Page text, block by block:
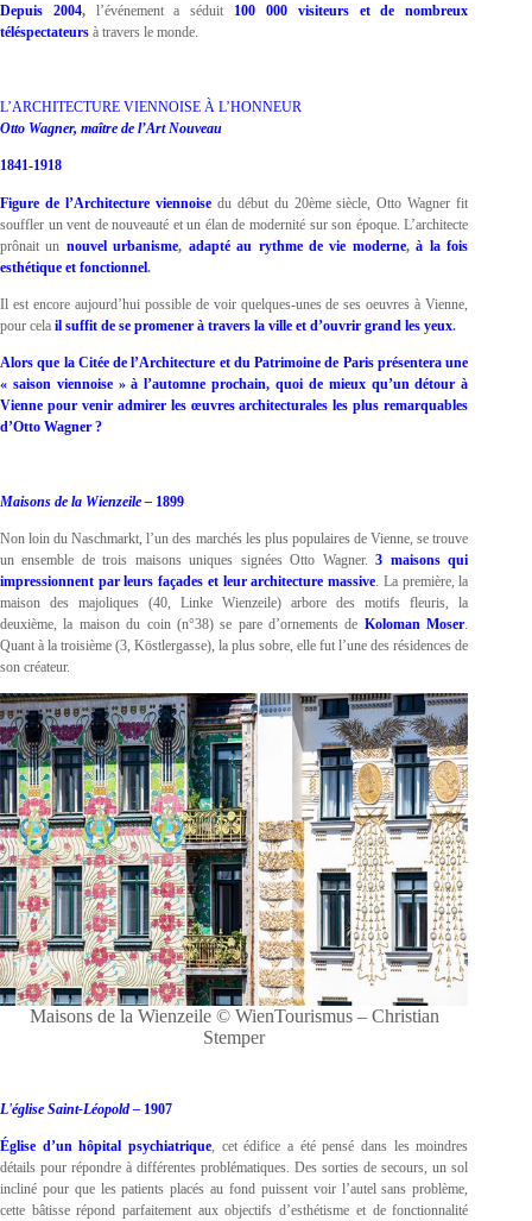
Depuis 2004, l’événement a séduit 100 000 visiteurs et de nombreux
téléspectateurs à travers le monde.
L’ARCHITECTURE VIENNOISE À L’HONNEUR
Otto Wagner, maître de l’Art Nouveau
1841-1918
Figure de l’Architecture viennoise du début du 20ème siècle, Otto Wagner fit
souffler un vent de nouveauté et un élan de modernité sur son époque. L’architecte
prônait un nouvel urbanisme, adapté au rythme de vie moderne,à la fois
esthétique et fonctionnel.
Il est encore aujourd’hui possible de voir quelques-unes de ses oeuvres à Vienne,
pour cela il suffit de se promener à travers la ville et d’ouvrir grand les yeux.
Alors que la Citée de l’Architecture et du Patrimoine de Paris présentera une
« saison viennoise » à l’automne prochain, quoi de mieux qu’un détour à
Vienne pour venir admirer les œuvres architecturales les plus remarquables
d’Otto Wagner ?
Maisons de la Wienzeile – 1899
Non loin du Naschmarkt, l’un des marchés les plus populaires de Vienne, se trouve
un ensemble de trois maisons uniques signées Otto Wagner.3 maisons qui
impressionnent par leurs façades et leur architecture massive. La première, la
maison des majoliques (40, Linke Wienzeile) arbore des motifs fleuris, la
deuxième, la maison du coin (n°38) se pare d’ornements de Koloman Moser.
Quant à la troisième (3, Köstlergasse), la plus sobre, elle fut l’une des résidences de
son créateur.
Maisons de la Wienzeile © WienTourismus – Christian
Stemper
L'église Saint-Léopold – 1907
Église d’un hôpital psychiatrique, cet édifice a été pensé dans les moindres
détails pour répondre à différentes problématiques. Des sorties de secours, un sol
incliné pour que les patients placés au fond puissent voir l’autel sans problème,
cette bâtisse répond parfaitement aux objectifs d’esthétisme et de fonctionnalité